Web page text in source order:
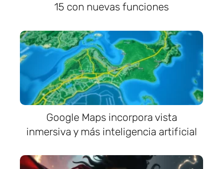
15 con nuevas funciones
Google Maps incorpora vista
inmersiva y más inteligencia artificial